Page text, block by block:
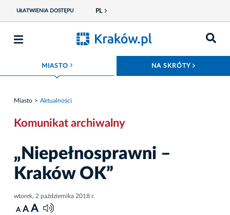
UŁATWIENIA DOSTĘPU PL
MIASTO ROZWIŃ MENU NA SKRÓTY
Miasto Aktualności
Komunikat archiwalny
„Niepełnosprawni –
Kraków OK”
wtorek, 2 października 2018 r.
A A A